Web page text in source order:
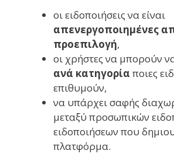
οι ειδοποιήσεις να είναι
απενεργοποιημένες
προεπιλογή,
οι χρήστες να μπορούν
ανά κατηγορία ποιες
επιθυμούν,
να υπάρχει σαφής
μεταξύ προσωπικών
ειδοποιήσεων που
πλατφόρμα.